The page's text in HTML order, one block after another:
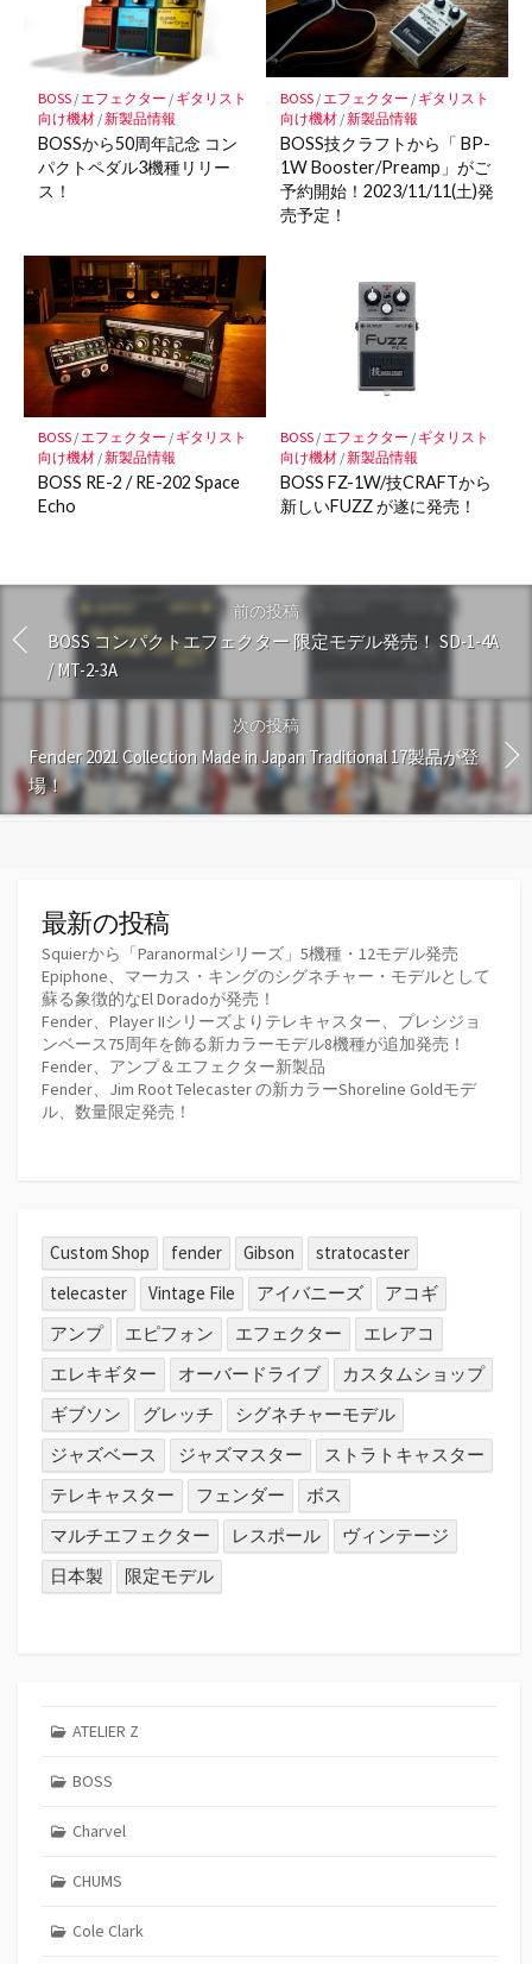
BOSS/ エフェクター / ギタリスト
向け機材/新製品情報
BOSSから50周年記念 コン
パクトペダル3機種リリー
ス！
BOSS/ エフェクター / ギタリスト
向け機材/新製品情報
BOSS技クラフトから「 BP-
1W Booster/Preamp」がご
予約開始！2023/11/11(土)発
売予定！
BOSS/エフェクター / ギタリスト
向け機材/新製品情報
BOSS RE-2 / RE-202 Space
Echo
BOSS/エフェクター / ギタリスト
向け機材/新製品情報
BOSS FZ-1W/技CRAFTから
新しいFUZZ が遂に発売！
前の投稿
BOSS コンパクトエフェクター 限定モデル発売！ SD-1-4A
/ MT-2-3A
次の投稿
Fender 2021 Collection Made in Japan Traditional 17製品が登
場！
最新の投稿
Squierから「Paranormalシリーズ」5機種・12モデル発売
Epiphone、マーカス・キングのシグネチャー・モデルとして
蘇る象徴的なEl Doradoが発売！
Fender、Player IIシリーズよりテレキャスター、プレシジョ
ンベース75周年を飾る新カラーモデル8機種が追加発売！
Fender、アンプ＆エフェクター新製品
Fender、Jim Root Telecaster の新カラーShoreline Goldモデ
ル、数量限定発売！
Custom Shop fender Gibson
stratocaster
telecaster
Vintage File アイバニーズ
アコギ
アンプ
エピフォン エフェクター
エレアコ
エレキギター
オーバードライブ
カスタムショップ
ギブソン
グレッチ
シグネチャーモデル
ジャズベース
ジャズマスター
ストラトキャスター
テレキャスター
フェンダー
ボス
マルチエフェクター
レスポール
ヴィンテージ
日本製
限定モデル
ATELIER Z
BOSS
Charvel
CHUMS
Cole Clark